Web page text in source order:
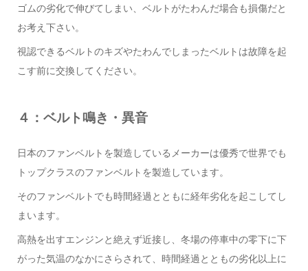
ゴムの劣化で伸びてしまい、ベルトがたわんだ場合も損傷だと
お考え下さい。
視認できるベルトのキズやたわんでしまったベルトは故障を起
こす前に交換してください。
４：ベルト鳴き・異音
日本のファンベルトを製造しているメーカーは優秀で世界でも
トップクラスのファンベルトを製造しています。
そのファンベルトでも時間経過とともに経年劣化を起こしてし
まいます。
高熱を出すエンジンと絶えず近接し、冬場の停車中の零下に下
がった気温のなかにさらされて、時間経過とともの劣化以上に